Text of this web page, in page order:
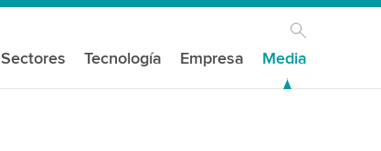
Sectores Tecnología Empresa Media